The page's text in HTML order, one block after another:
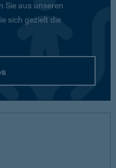
Sie aus unseren
sich gezielt die